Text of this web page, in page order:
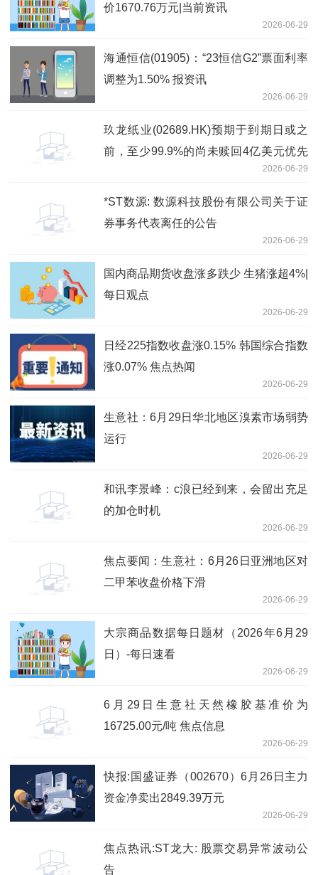
价1670.76万元|当前资讯
2026-06-29
海通恒信(01905)：“23恒信G2”票面利率
调整为1.50% 报资讯
2026-06-29
玖龙纸业(02689.HK)预期于到期日或之
前，至少99.9%的尚未赎回4亿美元优先
永续资本证券总额将获有效交回-资讯
2026-06-29
*ST数源: 数源科技股份有限公司关于证
券事务代表离任的公告
2026-06-29
国内商品期货收盘涨多跌少 生猪涨超4%|
每日观点
2026-06-29
日经225指数收盘涨0.15% 韩国综合指数
涨0.07% 焦点热闻
2026-06-29
生意社：6月29日华北地区溴素市场弱势
运行
2026-06-29
和讯李景峰：c浪已经到来，会留出充足
的加仓时机
2026-06-29
焦点要闻：生意社：6月26日亚洲地区对
二甲苯收盘价格下滑
2026-06-29
大宗商品数据每日题材（2026年6月29
日）​-每日速看
2026-06-29
6月29日生意社天然橡胶基准价为
16725.00元/吨 焦点信息
2026-06-29
快报:国盛证券（002670）6月26日主力
资金净卖出2849.39万元
2026-06-29
焦点热讯:ST龙大: 股票交易异常波动公
告